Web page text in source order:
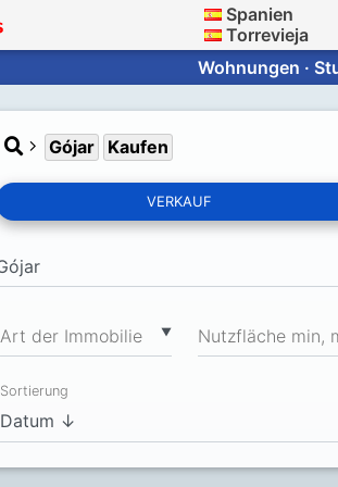
Spanien
Torrevieja
Wohnungen ·
Gójar Kaufen
VERKAUF
▼
Art der Immobilie Nutzfläche min,
Sortierung